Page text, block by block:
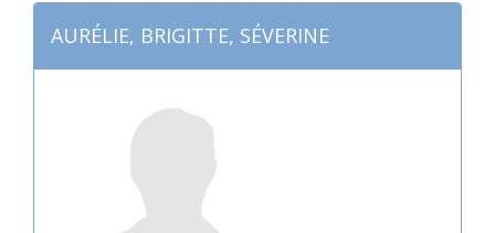
AURÉLIE, BRIGITTE, SÉVERINE